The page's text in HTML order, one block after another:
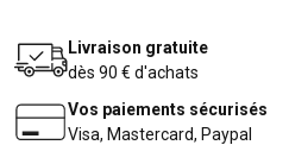
Livraison gratuite
dès 90 € d'achats
Vos paiements sécurisés
Visa, Mastercard, Paypal